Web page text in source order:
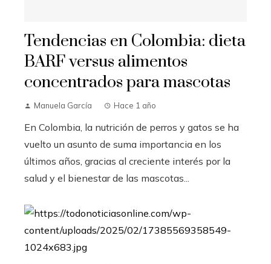
Tendencias en Colombia: dieta
BARF versus alimentos
concentrados para mascotas
Manuela García Hace 1 año
En Colombia, la nutrición de perros y gatos se ha
vuelto un asunto de suma importancia en los
últimos años, gracias al creciente interés por la
salud y el bienestar de las mascotas...